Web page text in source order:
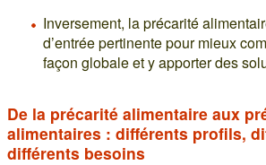
Inversement, la précarité
d’entrée pertinente pour mieux
façon globale et y apporter des
De la précarité alimentaire aux
alimentaires : différents profils,
différents besoins